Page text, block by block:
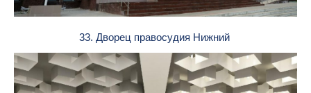
33. Дворец правосудия Нижний